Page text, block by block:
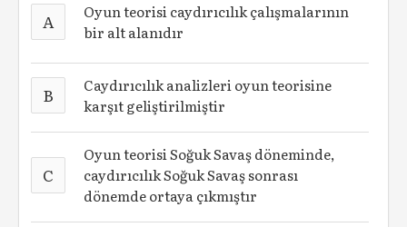
A
Oyun teorisi caydırıcılık çalışmalarının
bir alt alanıdır
B
Caydırıcılık analizleri oyun teorisine
karşıt geliştirilmiştir
C
Oyun teorisi Soğuk Savaş döneminde,
caydırıcılık Soğuk Savaş sonrası
dönemde ortaya çıkmıştır